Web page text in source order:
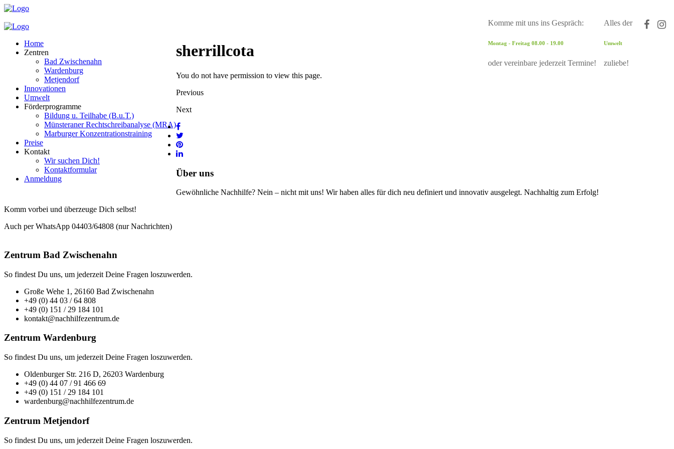
Alles der
Umwelt
zuliebe!
Komme mit uns ins Gespräch:
Montag - Freitag 08.00 - 19.00
oder vereinbare jederzeit Termine!
Home
Zentren
Bad Zwischenahn
Wardenburg
Metjendorf
Innovationen
Umwelt
Förderprogramme
Bildung u. Teilhabe (B.u.T.)
Münsteraner Rechtschreibanalyse (MRA)
Marburger Konzentrationstraining
Preise
Kontakt
Wir suchen Dich!
Kontaktformular
Anmeldung
sherrillcota
You do not have permission to view this page.
Previous
Next
Über uns
Gewöhnliche Nachhilfe? Nein – nicht mit uns! Wir haben alles für dich neu definiert und innovativ ausgelegt. Nachhaltig zum Erfolg!
Komm vorbei und überzeuge Dich selbst!
Auch per WhatsApp 04403/64808 (nur Nachrichten)
Zentrum Bad Zwischenahn
So findest Du uns, um jederzeit Deine Fragen loszuwerden.
Große Wehe 1, 26160 Bad Zwischenahn
+49 (0) 44 03 / 64 808
+49 (0) 151 / 29 184 101
kontakt@nachhilfezentrum.de
Zentrum Wardenburg
So findest Du uns, um jederzeit Deine Fragen loszuwerden.
Oldenburger Str. 216 D, 26203 Wardenburg
+49 (0) 44 07 / 91 466 69
+49 (0) 151 / 29 184 101
wardenburg@nachhilfezentrum.de
Zentrum Metjendorf
So findest Du uns, um jederzeit Deine Fragen loszuwerden.